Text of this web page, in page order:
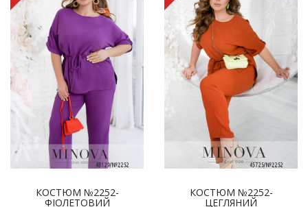
КОСТЮМ №2252-
ФІОЛЕТОВИЙ
КОСТЮМ №2252-
ЦЕГЛЯНИЙ